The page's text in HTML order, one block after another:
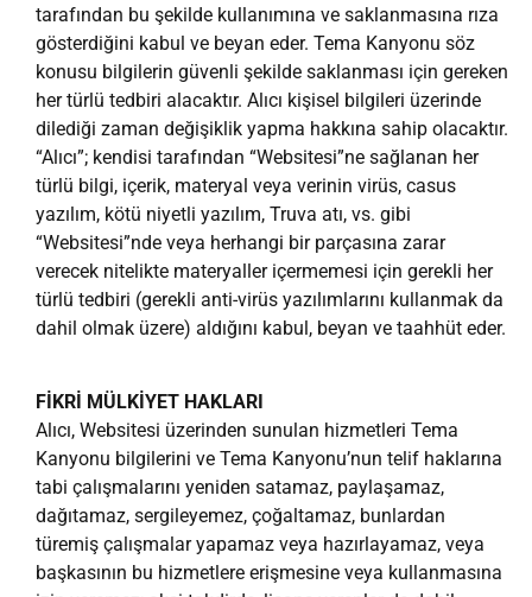
tarafından bu şekilde kullanımına ve saklanmasına rıza
gösterdiğini kabul ve beyan eder. Tema Kanyonu söz
konusu bilgilerin güvenli şekilde saklanması için gereken
her türlü tedbiri alacaktır. Alıcı kişisel bilgileri üzerinde
dilediği zaman değişiklik yapma hakkına sahip olacaktır.
“Alıcı”; kendisi tarafından “Websitesi”ne sağlanan her
türlü bilgi, içerik, materyal veya verinin virüs, casus
yazılım, kötü niyetli yazılım, Truva atı, vs. gibi
“Websitesi”nde veya herhangi bir parçasına zarar
verecek nitelikte materyaller içermemesi için gerekli her
türlü tedbiri (gerekli anti-virüs yazılımlarını kullanmak da
dahil olmak üzere) aldığını kabul, beyan ve taahhüt eder.
FİKRİ MÜLKİYET HAKLARI
Alıcı, Websitesi üzerinden sunulan hizmetleri Tema
Kanyonu bilgilerini ve Tema Kanyonu’nun telif haklarına
tabi çalışmalarını yeniden satamaz, paylaşamaz,
dağıtamaz, sergileyemez, çoğaltamaz, bunlardan
türemiş çalışmalar yapamaz veya hazırlayamaz, veya
başkasının bu hizmetlere erişmesine veya kullanmasına